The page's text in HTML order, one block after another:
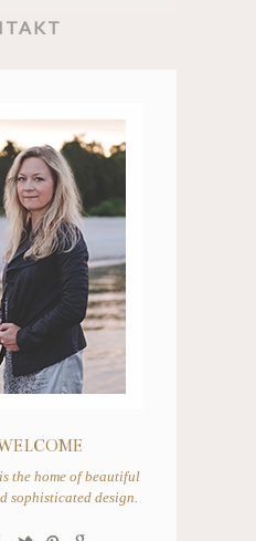
the home of beautiful
sophisticated design.